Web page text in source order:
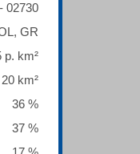
02730
GR
p. km²
20 km²
36 %
37 %